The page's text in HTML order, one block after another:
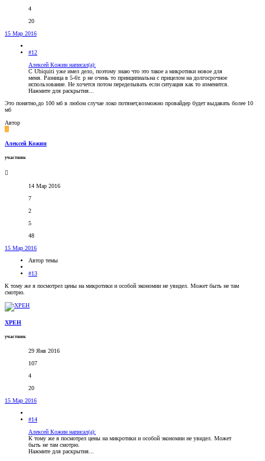
4
20
15 Мар 2016
#12
Алексей Кожин написал(а):
С Ubiquiti уже имел дело, поэтому знаю что это такое а микротики новое для
меня. Разница в 5-6т. р не очень то принципиальна с прицелом на долгосрочное
использование. Не хочется потом переделывать если ситуация как то изменится.
Нажмите для раскрытия...
Это понятно,до 100 мб в любом случае локо потянет,возможно провайдер будет выдавать более 10
мб
Автор
А
Алексей Кожин
участник
14 Мар 2016
7
2
5
48
15 Мар 2016
Автор темы
#13
К тому же я посмотрел цены на микротики и особой экономии не увидел. Может быть не там
смотрю.
XPEH
участник
29 Янв 2016
107
4
20
15 Мар 2016
#14
Алексей Кожин написал(а):
К тому же я посмотрел цены на микротики и особой экономии не увидел. Может
быть не там смотрю.
Нажмите для раскрытия...